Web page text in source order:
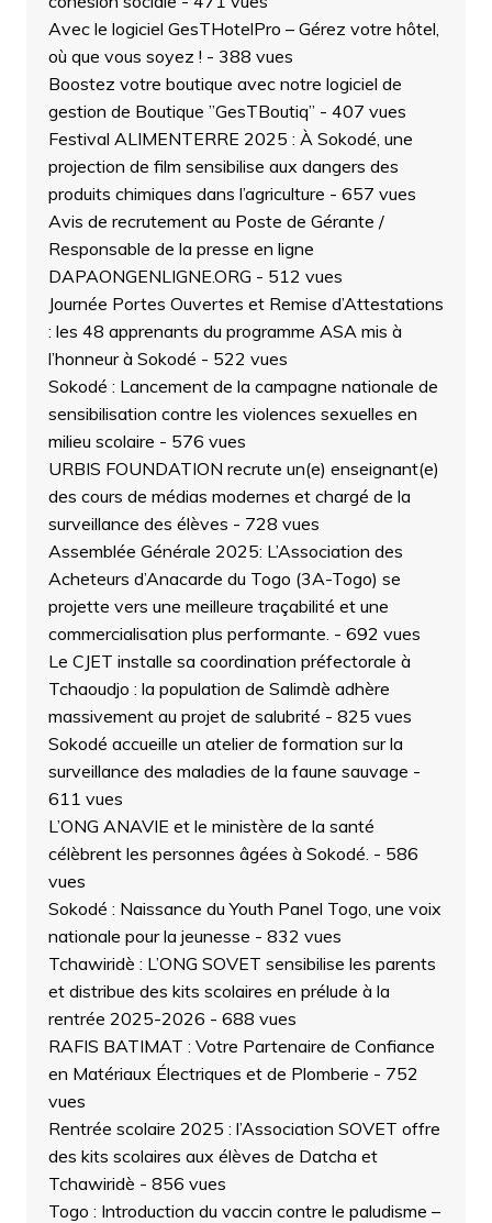
Avec le logiciel GesTHotelPro – Gérez votre hôtel,
où que vous soyez ! - 388 vues
Boostez votre boutique avec notre logiciel de
gestion de Boutique ”GesTBoutiq” - 407 vues
Festival ALIMENTERRE 2025 : À Sokodé, une
projection de film sensibilise aux dangers des
produits chimiques dans l’agriculture - 657 vues
Avis de recrutement au Poste de Gérante /
Responsable de la presse en ligne
DAPAONGENLIGNE.ORG - 512 vues
Journée Portes Ouvertes et Remise d’Attestations
: les 48 apprenants du programme ASA mis à
l’honneur à Sokodé - 522 vues
Sokodé : Lancement de la campagne nationale de
sensibilisation contre les violences sexuelles en
milieu scolaire - 576 vues
URBIS FOUNDATION recrute un(e) enseignant(e)
des cours de médias modernes et chargé de la
surveillance des élèves - 728 vues
Assemblée Générale 2025: L’Association des
Acheteurs d’Anacarde du Togo (3A-Togo) se
projette vers une meilleure traçabilité et une
commercialisation plus performante. - 692 vues
Le CJET installe sa coordination préfectorale à
Tchaoudjo : la population de Salimdè adhère
massivement au projet de salubrité - 825 vues
Sokodé accueille un atelier de formation sur la
surveillance des maladies de la faune sauvage -
611 vues
L’ONG ANAVIE et le ministère de la santé
célèbrent les personnes âgées à Sokodé. - 586
vues
Sokodé : Naissance du Youth Panel Togo, une voix
nationale pour la jeunesse - 832 vues
Tchawiridè : L’ONG SOVET sensibilise les parents
et distribue des kits scolaires en prélude à la
rentrée 2025-2026 - 688 vues
RAFIS BATIMAT : Votre Partenaire de Confiance
en Matériaux Électriques et de Plomberie - 752
vues
Rentrée scolaire 2025 : l’Association SOVET offre
des kits scolaires aux élèves de Datcha et
Tchawiridè - 856 vues
Togo : Introduction du vaccin contre le paludisme –